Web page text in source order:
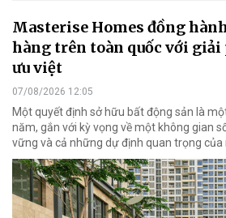
Masterise Homes đồng
hàng trên toàn quốc với
ưu việt
07/08/2026 12:05
Một quyết định sở hữu bất động sản là
năm, gắn với kỳ vọng về một không gian
vững và cả những dự định quan trọng của